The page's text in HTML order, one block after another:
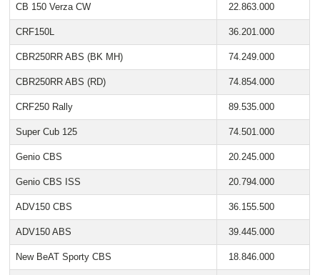
CB 150 Verza CW 22.863.000
CRF150L 36.201.000
CBR250RR ABS (BK MH) 74.249.000
CBR250RR ABS (RD) 74.854.000
CRF250 Rally 89.535.000
Super Cub 125 74.501.000
Genio CBS 20.245.000
Genio CBS ISS 20.794.000
ADV150 CBS 36.155.500
ADV150 ABS 39.445.000
New BeAT Sporty CBS 18.846.000